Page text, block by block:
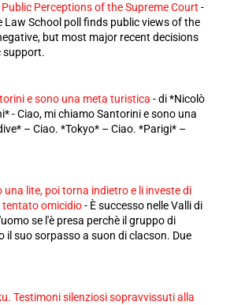
Perceptions of the Supreme Court -
Law School poll finds public views of the
but most major recent decisions
support.
e sono una meta turistica -di *Nicolò
- Ciao, mi chiamo Santorini e sono una
– Ciao. *Tokyo* – Ciao. *Parigi* –
una lite, poi torna indietro e li investe di
tentato omicidio- È successo nelle Valli di
se l'è presa perchè il gruppo di
il suo sorpasso a suon di clacson. Due
Testimoni silenziosi sopravvissuti alla